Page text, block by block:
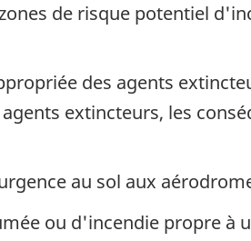
de risque potentiel
des agents
extincteurs, les
au sol aux
ou d'incendie propre à